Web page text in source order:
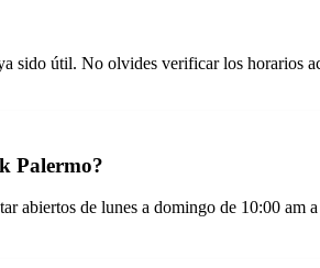
sido útil. No olvides verificar los horarios
Palermo?
abiertos de lunes a domingo de 10:00